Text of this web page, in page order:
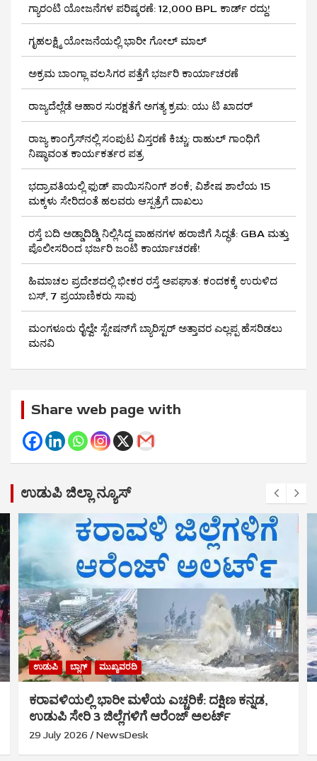
ಗ್ಯಾರಂಟಿ ಯೋಜನೆಗಳ ಪರಿಷ್ಕರಣೆ: 12,000 BPL ಕಾರ್ಡ್ ರದ್ದು!
ಗೃಹಲಕ್ಷ್ಮಿ ಯೋಜನೆಯಲ್ಲಿ ಭಾರೀ ಗೋಲ್ ಮಾಲ್
ಅಕ್ರಮ ಬಾಂಗ್ಲಾ ವಲಸಿಗರ ಪತ್ತೆಗೆ ಭರ್ಜರಿ ಕಾರ್ಯಾಚರಣೆ
ರಾಜ್ಯದೆಲ್ಲೆಡೆ ಆಹಾರ ಸುರಕ್ಷತೆಗೆ ಅಗತ್ಯ ಕ್ರಮ: ಯು ಟಿ ಖಾದರ್
ರಾಜ್ಯ ಕಾಂಗ್ರೆಸ್‌ನಲ್ಲಿ ಸಂಪುಟ ವಿಸ್ತರಣೆ ಕಿಚ್ಚು: ರಾಹುಲ್ ಗಾಂಧಿಗೆ
ನಿಷ್ಠಾವಂತ ಕಾರ್ಯಕರ್ತರ ಪತ್ರ
ಭದ್ರಾವತಿಯಲ್ಲಿ ಫುಡ್ ಪಾಯಿಸನಿಂಗ್ ಶಂಕೆ; ವಿಶೇಷ ಶಾಲೆಯ 15
ಮಕ್ಕಳು ಸೇರಿದಂತೆ ಹಲವರು ಆಸ್ಪತ್ರೆಗೆ ದಾಖಲು
ರಸ್ತೆ ಬದಿ ಅಡ್ಡಾದಿಡ್ಡಿ ನಿಲ್ಲಿಸಿದ್ದ ವಾಹನಗಳ ಹರಾಜಿಗೆ ಸಿದ್ಧತೆ: GBA ಮತ್ತು
ಪೊಲೀಸರಿಂದ ಭರ್ಜರಿ ಜಂಟಿ ಕಾರ್ಯಾಚರಣೆ!
ಹಿಮಾಚಲ ಪ್ರದೇಶದಲ್ಲಿ ಭೀಕರ ರಸ್ತೆ ಅಪಘಾತ: ಕಂದಕಕ್ಕೆ ಉರುಳಿದ
ಬಸ್, 7 ಪ್ರಯಾಣಿಕರು ಸಾವು
ಮಂಗಳೂರು ರೈಲ್ವೇ ಸ್ಟೇಷನ್‌ಗೆ ಬ್ಯಾರಿಸ್ಟರ್‌ ಅತ್ತಾವರ ಎಲ್ಲಪ್ಪ ಹೆಸರಿಡಲು
ಮನವಿ
Share web page with
ಉಡುಪಿ ಜಿಲ್ಲಾ ನ್ಯೂಸ್
ಉಡುಪಿ ಬ್ಲಾಗ್ ಮುಖ್ಯವರದಿ
ಕರಾವಳಿಯಲ್ಲಿ ಭಾರೀ ಮಳೆಯ ಎಚ್ಚರಿಕೆ: ದಕ್ಷಿಣ ಕನ್ನಡ,
ಉಡುಪಿ ಸೇರಿ 3 ಜಿಲ್ಲೆಗಳಿಗೆ ಆರೆಂಜ್ ಅಲರ್ಟ್
29 July 2026 NewsDesk